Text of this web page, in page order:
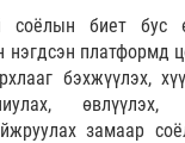
соёлын биет бус
нэгдсэн платформд
бэхжүүлэх,
замаар